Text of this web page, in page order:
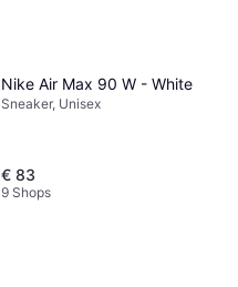
Nike Air Max 90 W - White
Sneaker, Unisex
€ 83
9 Shops